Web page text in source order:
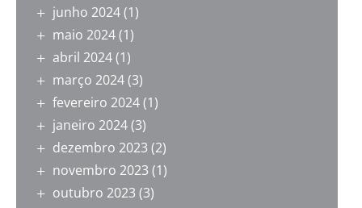
junho 2024(1)
maio 2024(1)
abril 2024(1)
março 2024(3)
fevereiro 2024(1)
janeiro 2024(3)
dezembro 2023 (2)
novembro 2023 (1)
outubro 2023 (3)